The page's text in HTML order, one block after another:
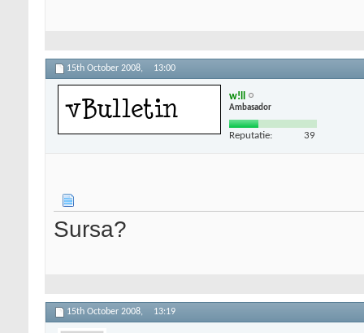
15th October 2008, 13:00
w!ll
Ambasador
Reputatie: 39
Sursa?
15th October 2008, 13:19